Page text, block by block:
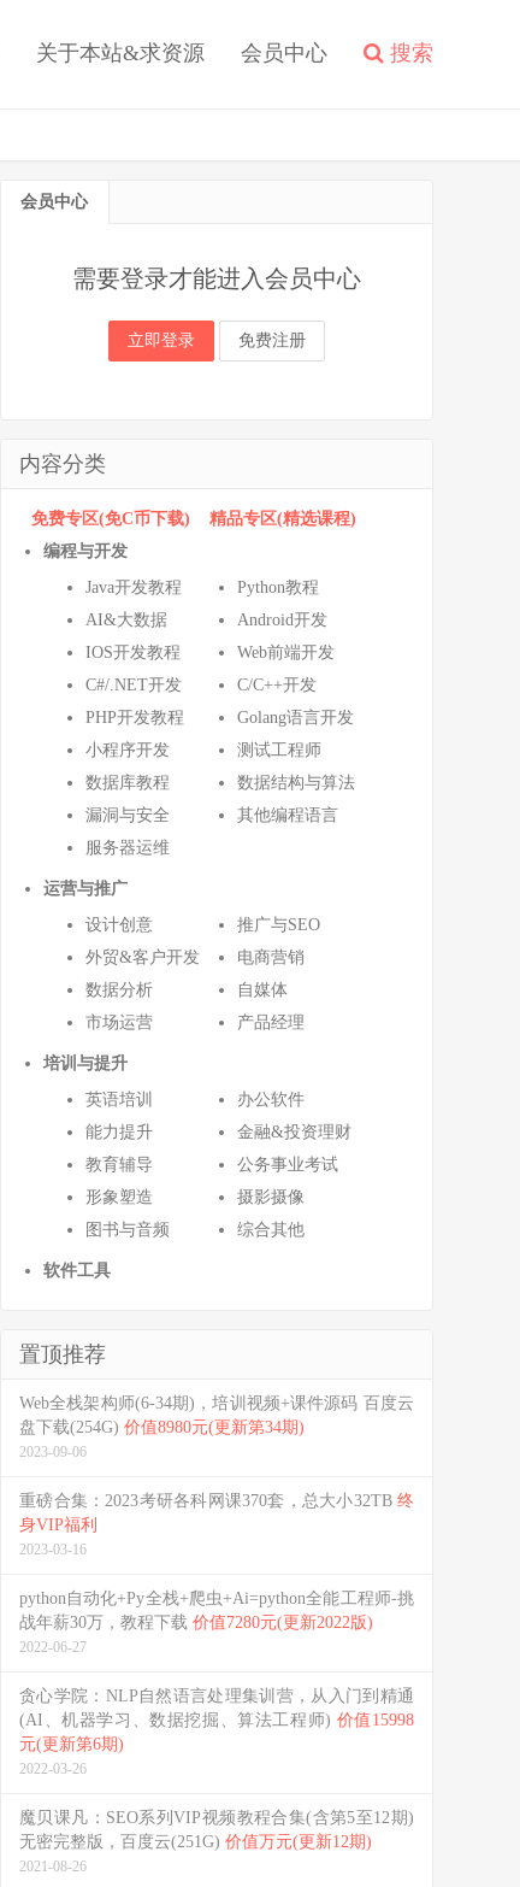
关于本站&求资源 会员中心 搜索
会员中心
需要登录才能进入会员中心
立即登录 免费注册
内容分类
免费专区(免C币下载)
精品专区(精选课程)
编程与开发
Java开发教程
Python教程
AI&大数据
Android开发
IOS开发教程
Web前端开发
C#/.NET开发
C/C++开发
PHP开发教程
Golang语言开发
小程序开发
测试工程师
数据库教程
数据结构与算法
漏洞与安全
其他编程语言
服务器运维
运营与推广
设计创意
推广与SEO
外贸&客户开发
电商营销
数据分析
自媒体
市场运营
产品经理
培训与提升
英语培训
办公软件
能力提升
金融&投资理财
教育辅导
公务事业考试
形象塑造
摄影摄像
图书与音频
综合其他
软件工具
置顶推荐
Web全栈架构师(6-34期)，培训视频+课件源码 百度云
盘下载(254G) 价值8980元(更新第34期)
2023-09-06
重磅合集：2023考研各科网课370套，总大小32TB 终
身VIP福利
2023-03-16
python自动化+Py全栈+爬虫+Ai=python全能工程师-挑
战年薪30万，教程下载 价值7280元(更新2022版)
2022-06-27
贪心学院：NLP自然语言处理集训营，从入门到精通
(AI、机器学习、数据挖掘、算法工程师) 价值15998
元(更新第6期)
2022-03-26
魔贝课凡：SEO系列VIP视频教程合集(含第5至12期)
无密完整版，百度云(251G) 价值万元(更新12期)
2021-08-26